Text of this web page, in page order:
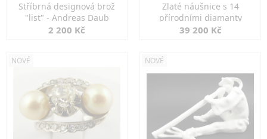
Stříbrná designová brož
"list" - Andreas Daub
2 200 Kč
Zlaté náušnice s 14
přírodními diamanty
39 200 Kč
NOVÉ NOVÉ